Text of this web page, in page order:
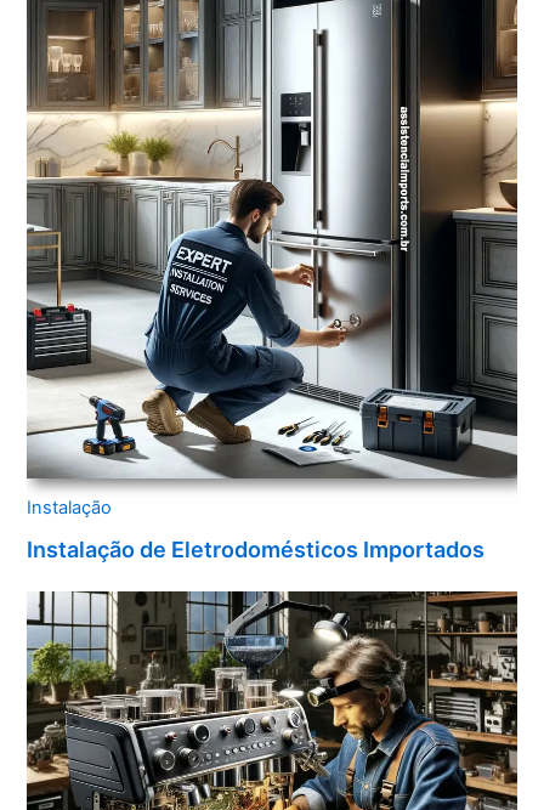
Instalação
Instalação de Eletrodomésticos Importados